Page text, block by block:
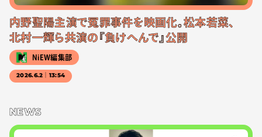
内野聖陽主演で冤罪事件を映画化。松本若菜、
北村一輝ら共演の『負けへんで』公開
NiEW編集部
2026.6.2｜13:54
NEWS